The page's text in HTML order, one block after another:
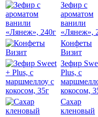
Зефир с
ароматом
ванили
«Лянеж»,
Конфеты
Визит
Зефир
Plus, с
кокосом,
Сахар
кленовый